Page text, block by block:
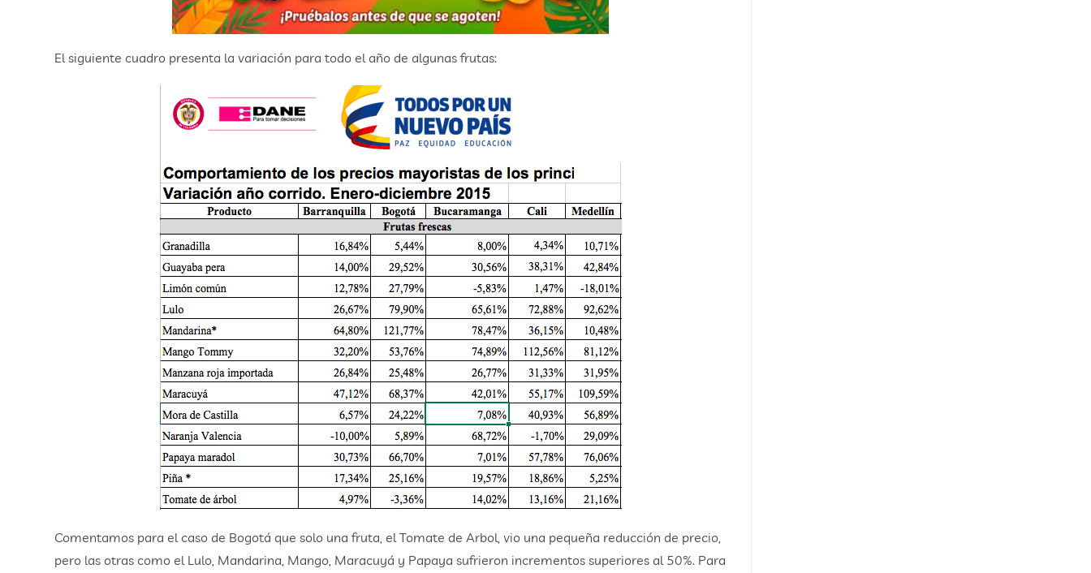
El siguiente cuadro presenta la variación para todo el año de algunas frutas:
Comentamos para el caso de Bogotá que solo una fruta, el Tomate de Arbol, vio una pequeña reducción de precio,
pero las otras como el Lulo, Mandarina, Mango, Maracuyá y Papaya sufrieron incrementos superiores al 50%. Para